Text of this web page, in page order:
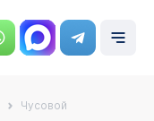
Чусовой